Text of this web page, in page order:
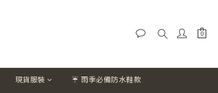
現貨服裝 ☔ 雨季必備防水鞋款